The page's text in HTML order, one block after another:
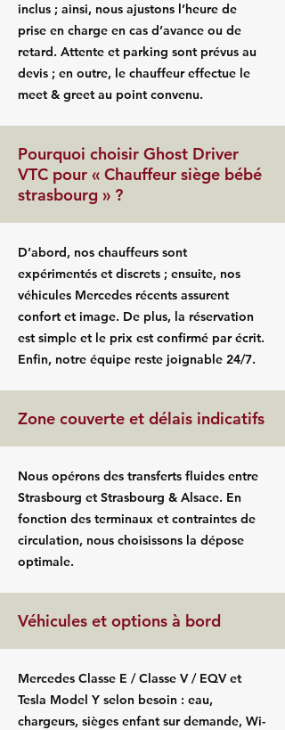
inclus ; ainsi, nous ajustons l’heure de
prise en charge en cas d’avance ou de
retard. Attente et parking sont prévus au
devis ; en outre, le chauffeur effectue le
meet & greet au point convenu.
Pourquoi choisir Ghost Driver
VTC pour « Chauffeur siège bébé
strasbourg » ?
D’abord, nos chauffeurs sont
expérimentés et discrets ; ensuite, nos
véhicules Mercedes récents assurent
confort et image. De plus, la réservation
est simple et le prix est confirmé par écrit.
Enfin, notre équipe reste joignable 24/7.
Zone couverte et délais indicatifs
Nous opérons des transferts fluides entre
Strasbourg et Strasbourg & Alsace. En
fonction des terminaux et contraintes de
circulation, nous choisissons la dépose
optimale.
Véhicules et options à bord
Mercedes Classe E / Classe V / EQV et
Tesla Model Y selon besoin : eau,
chargeurs, sièges enfant sur demande, Wi-